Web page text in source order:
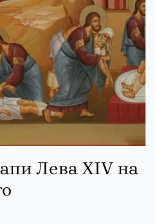
Лева XIV на